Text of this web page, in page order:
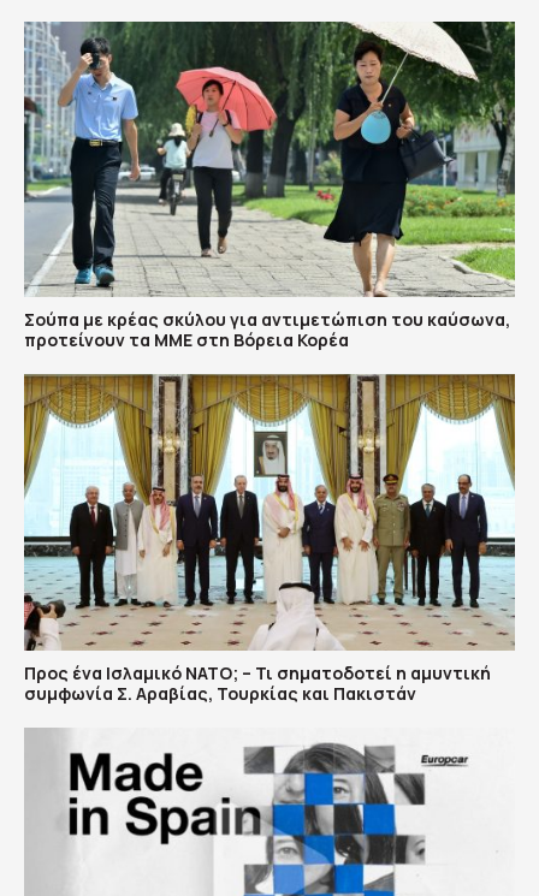
Σούπα με κρέας σκύλου για αντιμετώπιση του καύσωνα,
προτείνουν τα ΜΜΕ στη Βόρεια Κορέα
Προς ένα Ισλαμικό ΝΑΤΟ; – Τι σηματοδοτεί η αμυντική
συμφωνία Σ. Αραβίας, Τουρκίας και Πακιστάν